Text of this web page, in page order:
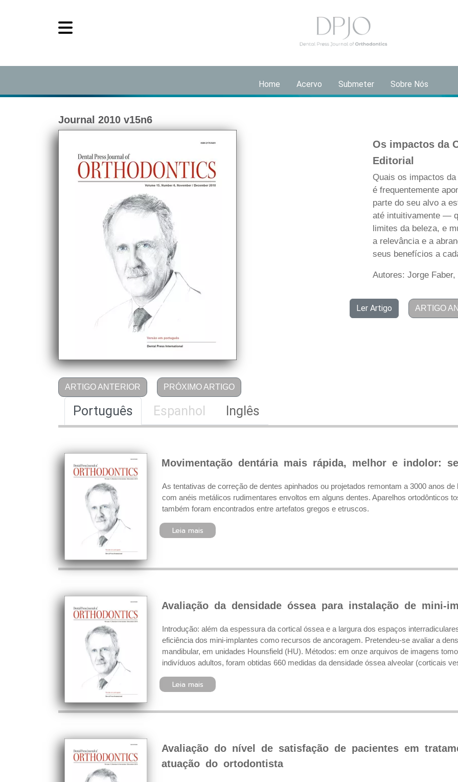
Home Acervo Submeter Sobre Nós
Journal 2010 v15n6
ARTIGO ANTERIOR PRÓXIMO ARTIGO
Os impactos da
Editorial
Quais os impactos
é frequentemente
parte do seu alvo a
até intuitivamente —
limites da beleza, e
a relevância e a
seus benefícios a
Autores: Jorge Faber,
Ler Artigo ARTIGO
Português Espanhol Inglês
Movimentação dentária mais rápida, melhor e indolor:
As tentativas de correção de dentes apinhados ou projetados remontam a 3000 anos
com anéis metálicos rudimentares envoltos em alguns dentes. Aparelhos ortodônticos
também foram encontrados entre artefatos gregos e etruscos.
Leia mais
Avaliação da densidade óssea para instalação de mini-
Introdução: além da espessura da cortical óssea e a largura dos espaços
eficiência dos mini-implantes como recursos de ancoragem. Pretendeu-se avaliar a
mandibular, em unidades Hounsfield (HU). Métodos: em onze arquivos de imagens
indivíduos adultos, foram obtidas 660 medidas da densidade óssea alveolar (corticais
Leia mais
Avaliação do nível de satisfação de pacientes em
atuação do ortodontista